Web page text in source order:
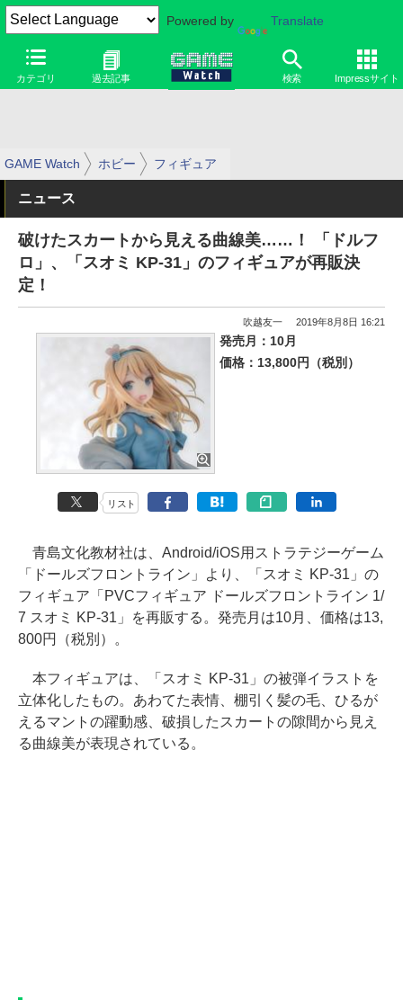
Powered by Translate
カテゴリ 過去記事 検索 Impressサイト
GAME Watch ホビー フィギュア
ニュース
破けたスカートから見える曲線美……！ 「ドルフ
ロ」、「スオミ KP-31」のフィギュアが再販決
定！
吹越友一 2019年8月8日 16:21
発売月：10月
価格：13,800円（税別）
リスト
青島文化教材社は、Android/iOS用ストラテジーゲーム
「ドールズフロントライン」より、「スオミ KP-31」の
フィギュア「PVCフィギュア ドールズフロントライン 1/
7 スオミ KP-31」を再販する。発売月は10月、価格は13,
800円（税別）。
本フィギュアは、「スオミ KP-31」の被弾イラストを
立体化したもの。あわてた表情、棚引く髪の毛、ひるが
えるマントの躍動感、破損したスカートの隙間から見え
る曲線美が表現されている。